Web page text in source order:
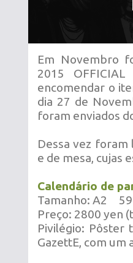
Em Novembro
2015
encomendar o
dia 27 de
foram enviados
Dessa vez foram
e de mesa, cujas
Calendário de
Tamanho: A2
Preço: 2800 yen
Pivilégio:
GazettE, com